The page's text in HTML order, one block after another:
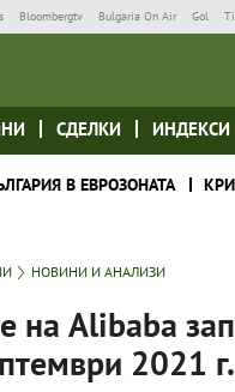
Bloombergtv Bulgaria On Air Gol
СДЕЛКИ ИНДЕКСИ
В ЕВРОЗОНАТА
НОВИНИ И АНАЛИЗИ
на Alibaba
2021 г.